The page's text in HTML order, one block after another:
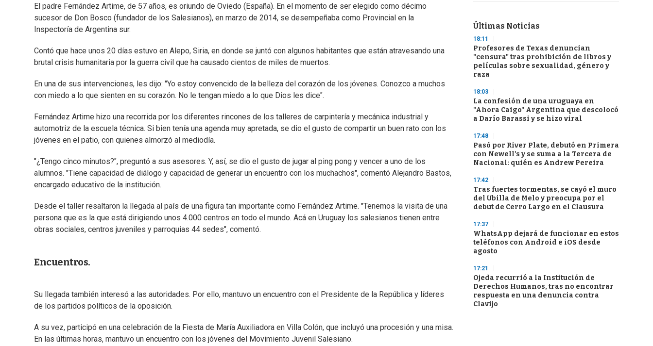
El padre Fernández Artime, de 57 años, es oriundo de Oviedo (España). En el momento de ser elegido como décimo
sucesor de Don Bosco (fundador de los Salesianos), en marzo de 2014, se desempeñaba como Provincial en la
Inspectoría de Argentina sur.
Contó que hace unos 20 días estuvo en Alepo, Siria, en donde se juntó con algunos habitantes que están atravesando una
brutal crisis humanitaria por la guerra civil que ha causado cientos de miles de muertos.
En una de sus intervenciones, les dijo: "Yo estoy convencido de la belleza del corazón de los jóvenes. Conozco a muchos
con miedo a lo que sienten en su corazón. No le tengan miedo a lo que Dios les dice".
Fernández Artime hizo una recorrida por los diferentes rincones de los talleres de carpintería y mecánica industrial y
automotriz de la escuela técnica. Si bien tenía una agenda muy apretada, se dio el gusto de compartir un buen rato con los
jóvenes en el patio, con quienes almorzó al mediodía.
"¿Tengo cinco minutos?", preguntó a sus asesores. Y, así, se dio el gusto de jugar al ping pong y vencer a uno de los
alumnos. "Tiene capacidad de diálogo y capacidad de generar un encuentro con los muchachos", comentó Alejandro Bastos,
encargado educativo de la institución.
Desde el taller resaltaron la llegada al país de una figura tan importante como Fernández Artime. "Tenemos la visita de una
persona que es la que está dirigiendo unos 4.000 centros en todo el mundo. Acá en Uruguay los salesianos tienen entre
obras sociales, centros juveniles y parroquias 44 sedes", comentó.
Encuentros.
Su llegada también interesó a las autoridades. Por ello, mantuvo un encuentro con el Presidente de la República y líderes
de los partidos políticos de la oposición.
A su vez, participó en una celebración de la Fiesta de María Auxiliadora en Villa Colón, que incluyó una procesión y una misa.
En las últimas horas, mantuvo un encuentro con los jóvenes del Movimiento Juvenil Salesiano.
Últimas Noticias
18:11
Profesores de Texas denuncian
"censura" tras prohibición de libros y
películas sobre sexualidad, género y
raza
18:03
La confesión de una uruguaya en
"Ahora Caigo" Argentina que descolocó
a Darío Barassi y se hizo viral
17:48
Pasó por River Plate, debutó en Primera
con Newell's y se suma a la Tercera de
Nacional: quién es Andrew Pereira
17:42
Tras fuertes tormentas, se cayó el muro
del Ubilla de Melo y preocupa por el
debut de Cerro Largo en el Clausura
17:37
WhatsApp dejará de funcionar en estos
teléfonos con Android e iOS desde
agosto
17:21
Ojeda recurrió a la Institución de
Derechos Humanos, tras no encontrar
respuesta en una denuncia contra
Clavijo